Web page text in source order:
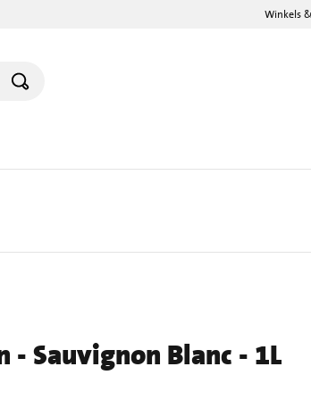
Winkels
- Sauvignon Blanc - 1L